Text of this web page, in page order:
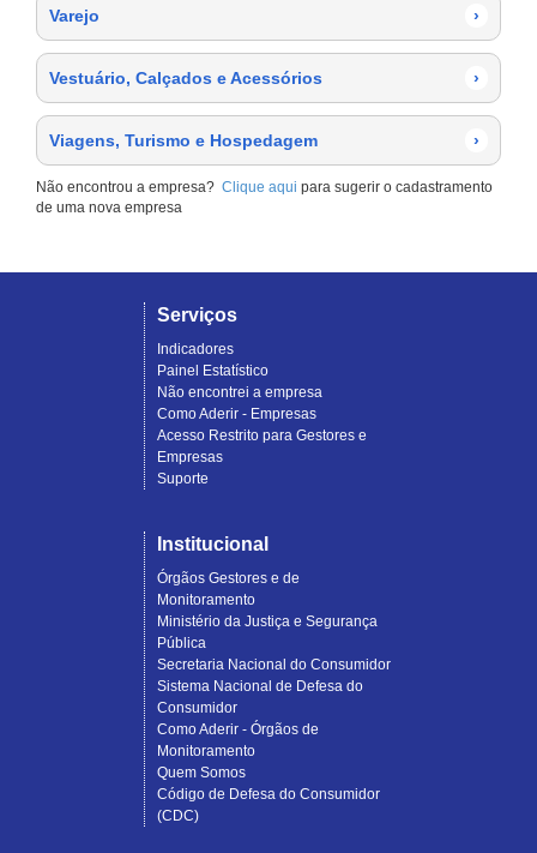
Varejo ›
Vestuário, Calçados e Acessórios ›
Viagens, Turismo e Hospedagem ›
Não encontrou a empresa? Clique aqui para sugerir o cadastramento
de uma nova empresa
Serviços
Indicadores
Painel Estatístico
Não encontrei a empresa
Como Aderir - Empresas
Acesso Restrito para Gestores e
Empresas
Suporte
Institucional
Órgãos Gestores e de
Monitoramento
Ministério da Justiça e Segurança
Pública
Secretaria Nacional do Consumidor
Sistema Nacional de Defesa do
Consumidor
Como Aderir - Órgãos de
Monitoramento
Quem Somos
Código de Defesa do Consumidor
(CDC)